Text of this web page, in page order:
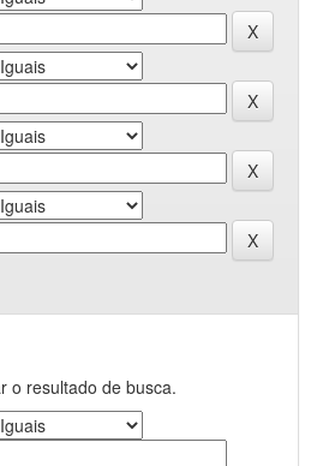
o resultado de busca.